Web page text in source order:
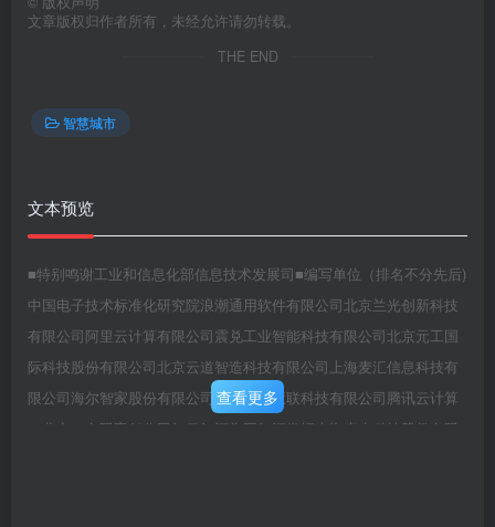
文章版权归作者所有，未经允许请勿转载。
THE END
智慧城市
文本预览
■特别鸣谢工业和信息化部信息技术发展司■编写单位（排名不分先后)
中国电子技术标准化研究院浪潮通用软件有限公司北京兰光创新科技
有限公司阿里云计算有限公司震兑工业智能科技有限公司北京元工国
际科技股份有限公司北京云道智造科技有限公司上海麦汇信息科技有
限公司海尔智家股份有限公司山西华益慧联科技有限公司腾讯云计算
（北京）有限责任公司红云红河集团红河卷烟上海麦杰科技股份有限
查看更多